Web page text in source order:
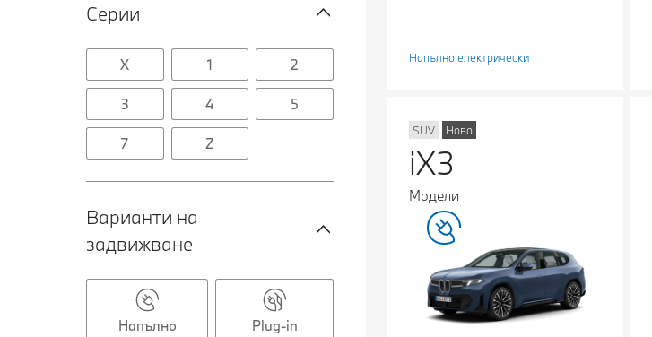
Серии
X 1 2
3 4 5
7 Z
Варианти на
задвижване
Напълно
Plug-in
Напълно електрически
SUV Ново
iX3
Модели